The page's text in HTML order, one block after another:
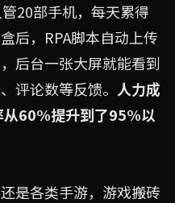
20部手机，每天累得
后，RPA脚本自动上传
后台一张大屏就能看到
评论数等反馈。 人力成
60%提升到了95%以
是各类手游，游戏搬砖